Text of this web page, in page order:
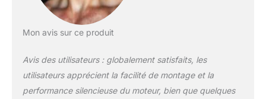
et les calories brûlées,
des données
d'entraînement
Mon avis sur ce produit
Avis des utilisateurs : globalement satisfaits, les
utilisateurs apprécient la facilité de montage et la
performance silencieuse du moteur, bien que quelques